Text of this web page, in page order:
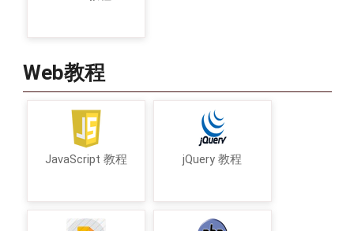
Web教程
JavaScript 教程 jQuery 教程